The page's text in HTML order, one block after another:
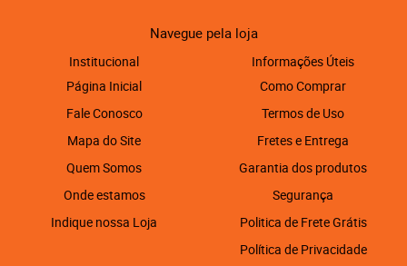
Navegue pela loja
Institucional
Página Inicial
Fale Conosco
Mapa do Site
Quem Somos
Onde estamos
Indique nossa Loja
Informações Úteis
Como Comprar
Termos de Uso
Fretes e Entrega
Garantia dos produtos
Segurança
Politica de Frete Grátis
Política de Privacidade